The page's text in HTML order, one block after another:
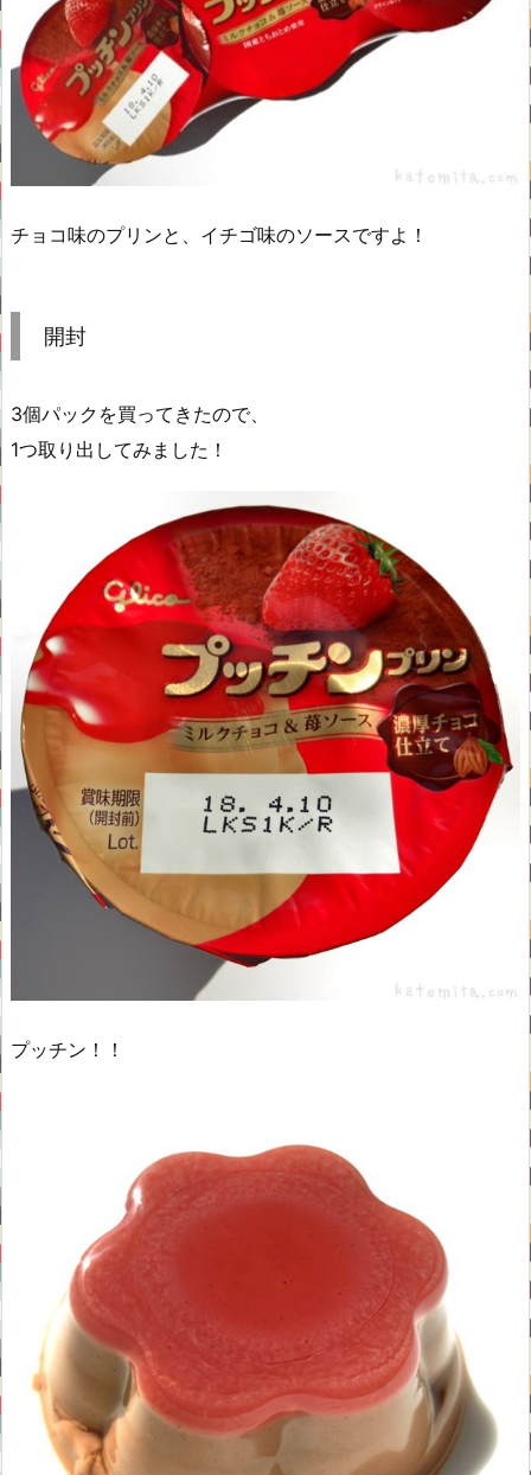
チョコ味のプリンと、イチゴ味のソースですよ！
開封
3個パックを買ってきたので、
1つ取り出してみました！
プッチン！！